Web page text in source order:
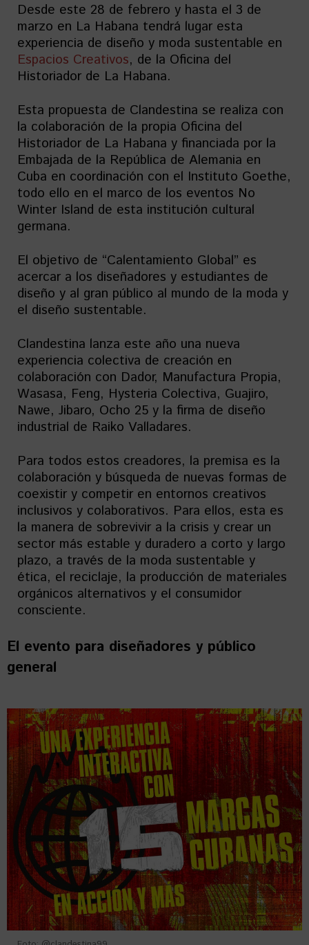
Desde este 28 de febrero y hasta el 3 de
marzo en La Habana tendrá lugar esta
experiencia de diseño y moda sustentable en
Espacios Creativos, de la Oficina del
Historiador de La Habana.
Esta propuesta de Clandestina se realiza con
la colaboración de la propia Oficina del
Historiador de La Habana y financiada por la
Embajada de la República de Alemania en
Cuba en coordinación con el Instituto Goethe,
todo ello en el marco de los eventos No
Winter Island de esta institución cultural
germana.
El objetivo de “Calentamiento Global” es
acercar a los diseñadores y estudiantes de
diseño y al gran público al mundo de la moda y
el diseño sustentable.
Clandestina lanza este año una nueva
experiencia colectiva de creación en
colaboración con Dador, Manufactura Propia,
Wasasa, Feng, Hysteria Colectiva, Guajiro,
Nawe, Jibaro, Ocho 25 y la firma de diseño
industrial de Raiko Valladares.
Para todos estos creadores, la premisa es la
colaboración y búsqueda de nuevas formas de
coexistir y competir en entornos creativos
inclusivos y colaborativos. Para ellos, esta es
la manera de sobrevivir a la crisis y crear un
sector más estable y duradero a corto y largo
plazo, a través de la moda sustentable y
ética, el reciclaje, la producción de materiales
orgánicos alternativos y el consumidor
consciente.
El evento para diseñadores y público
general